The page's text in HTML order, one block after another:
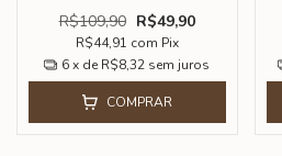
R$109,90 R$49,90
R$44,91 com Pix
6 x de R$8,32 sem juros
COMPRAR